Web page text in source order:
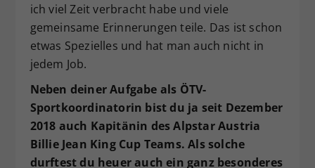
ich viel Zeit verbracht habe und viele
gemeinsame Erinnerungen teile. Das ist schon
etwas Spezielles und hat man auch nicht in
jedem Job.
Neben deiner Aufgabe als ÖTV-
Sportkoordinatorin bist du ja seit Dezember
2018 auch Kapitänin des Alpstar Austria
Billie Jean King Cup Teams. Als solche
durftest du heuer auch ein ganz besonderes